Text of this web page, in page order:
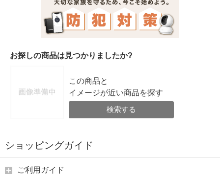
お探しの商品は見つかりましたか?
この商品と
イメージが近い商品を探す
検索する
ショッピングガイド
ご利用ガイド